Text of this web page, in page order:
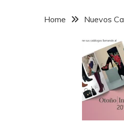
Home Nuevos